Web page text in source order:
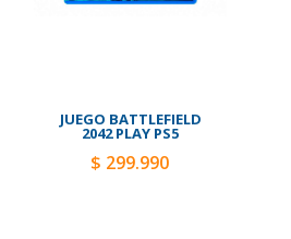
JUEGO BATTLEFIELD
2042 PLAY PS5
$ 299.990